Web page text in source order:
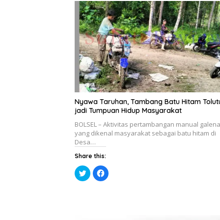
d
i
j
e
n
d
e
l
a
y
a
n
g
b
a
r
)
k
a
d
i
j
e
n
d
e
l
a
y
a
n
g
b
r
u
)
Nyawa Taruhan, Tambang Batu Hitam
jadi Tumpuan Hidup Masyarakat
BOLSEL – Aktivitas pertambangan manual
yang dikenal masyarakat sebagai batu hitam di
Desa…
Share this:
K
l
K
l